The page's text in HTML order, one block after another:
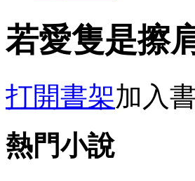
若愛隻是擦
打開書架加入
熱門小說